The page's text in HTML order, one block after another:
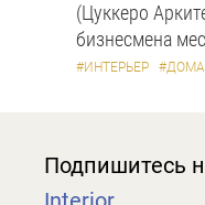
(Цуккеро
бизнесмена
#ИНТЕРЬЕР #ДОМА
Подпишитесь